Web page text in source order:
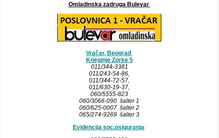
Omladinska zadruga Bulevar
Vračar, Beograd
Kneginje Zorke 5
011/344-3381
011/243-54-86
011/344-72-57,
011/630-19-37,
060/5555-823
060/3066-090 šalter 1
060/625-0007 šalter 2
065/274-9269 šalter 3
Evidencija soc.osiguranja: